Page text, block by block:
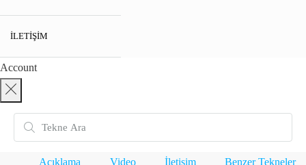
İLETIŞIM
Account
Açıklama Video İletişim Benzer Tekneler